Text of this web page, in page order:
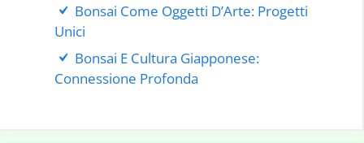
Bonsai Come Oggetti D’Arte: Progetti
Unici
Bonsai E Cultura Giapponese:
Connessione Profonda